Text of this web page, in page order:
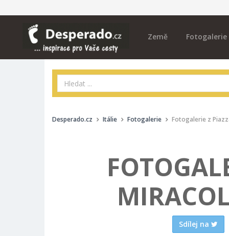
Země Fotogalerie
Desperado.cz Itálie Fotogalerie Fotogalerie z
Sdílej na